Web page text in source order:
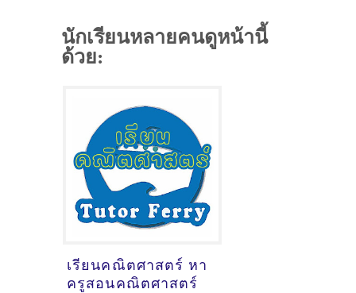
นักเรียนหลายคนดูหน้านี้
ด้วย:
เรียนคณิตศาสตร์ หา
ครูสอนคณิตศาสตร์